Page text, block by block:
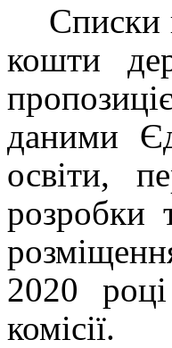
Списки
кошти
даними
освіти,
розробки
2020 році
комісії.